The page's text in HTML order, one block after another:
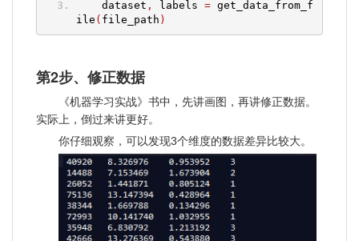
dataset , labels = get_data_from_f
ile ( file_path )
第2步、修正数据
《机器学习实战》书中，先讲画图，再讲修正数据。
实际上，倒过来讲更好。
你仔细观察，可以发现3个维度的数据差异比较大。